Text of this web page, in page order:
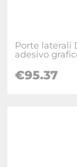
Porte laterali
adesivo
€95.37